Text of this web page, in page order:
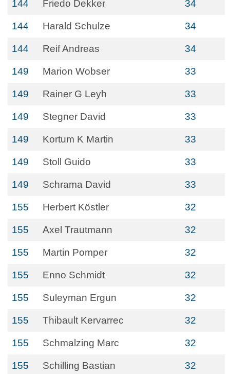
144 Friedo Dekker 34
144 Harald Schulze 34
144 Reif Andreas 34
149 Marion Wobser 33
149 Rainer G Leyh 33
149 Stegner David 33
149 Kortum K Martin 33
149 Stoll Guido 33
149 Schrama David 33
155 Herbert Köstler 32
155 Axel Trautmann 32
155 Martin Pomper 32
155 Enno Schmidt 32
155 Suleyman Ergun 32
155 Thibault Kervarrec 32
155 Schmalzing Marc 32
155 Schilling Bastian 32